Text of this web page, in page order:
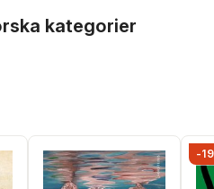
kategorier
-